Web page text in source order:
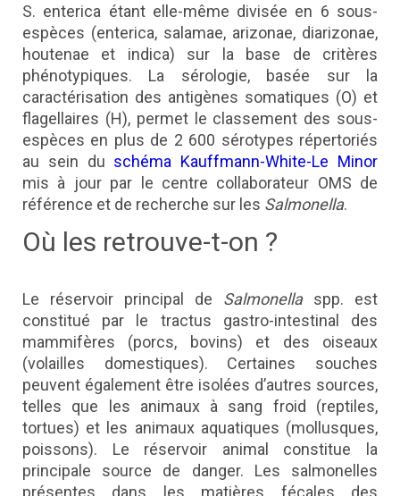
S. enterica étant elle-même divisée en 6 sous-
espèces (enterica, salamae, arizonae, diarizonae,
houtenae et indica) sur la base de critères
phénotypiques. La sérologie, basée sur la
caractérisation des antigènes somatiques (O) et
flagellaires (H), permet le classement des sous-
espèces en plus de 2 600 sérotypes répertoriés
au sein du schéma Kauffmann-White-Le Minor
mis à jour par le centre collaborateur OMS de
référence et de recherche sur les Salmonella.
Où les retrouve-t-on ?
Le réservoir principal de Salmonella spp. est
constitué par le tractus gastro-intestinal des
mammifères (porcs, bovins) et des oiseaux
(volailles domestiques). Certaines souches
peuvent également être isolées d’autres sources,
telles que les animaux à sang froid (reptiles,
tortues) et les animaux aquatiques (mollusques,
poissons). Le réservoir animal constitue la
principale source de danger. Les salmonelles
présentes dans les matières fécales des